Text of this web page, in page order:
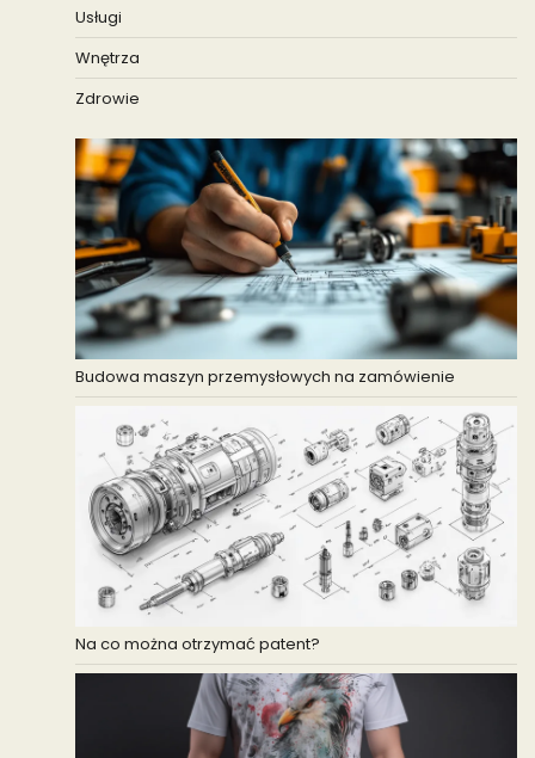
Usługi
Wnętrza
Zdrowie
Budowa maszyn przemysłowych na zamówienie
Na co można otrzymać patent?